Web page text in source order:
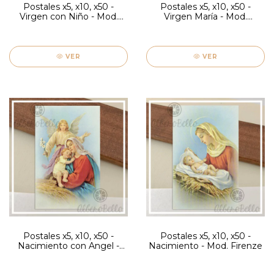
Postales x5, x10, x50 -
Virgen con Niño - Mod.
VER
Postales x5, x10, x50 -
Virgen María - Mod.
VER
Postales x5, x10, x50 -
Nacimiento con Angel -
Postales x5, x10, x50 -
Nacimiento - Mod. Firenze